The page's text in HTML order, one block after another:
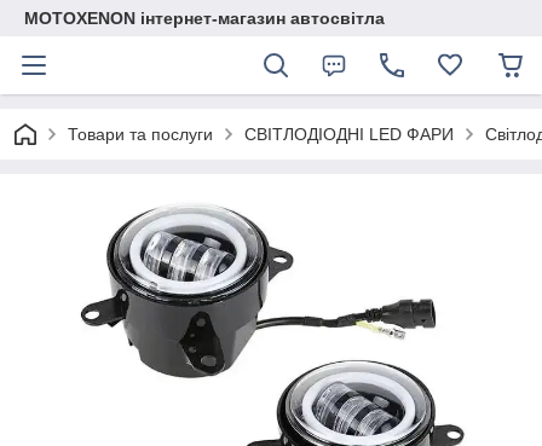
MOTOXENON інтернет-магазин автосвітла
Товари та послуги СВІТЛОДІОДНІ LED ФАРИ